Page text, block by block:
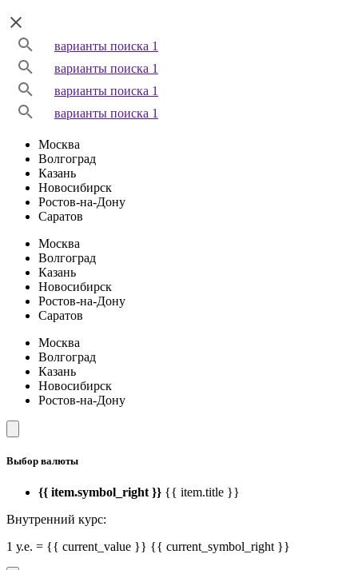
варианты поиска 1
варианты поиска 1
варианты поиска 1
варианты поиска 1
Москва
Волгоград
Казань
Новосибирск
Ростов-на-Дону
Саратов
Москва
Волгоград
Казань
Новосибирск
Ростов-на-Дону
Саратов
Москва
Волгоград
Казань
Новосибирск
Ростов-на-Дону
Выбор валюты
{{ item.symbol_right }} {{ item.title }}
Внутренний курс:
1 у.е. = {{ current_value }} {{ current_symbol_right }}